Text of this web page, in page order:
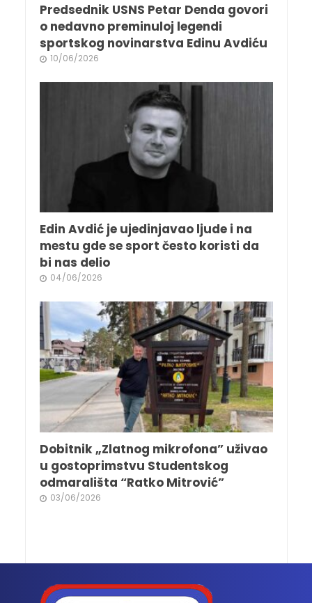
Predsednik USNS Petar Denda govori
o nedavno preminuloj legendi
sportskog novinarstva Edinu Avdiću
10/06/2026
Edin Avdić je ujedinjavao ljude i na
mestu gde se sport često koristi da
bi nas delio
04/06/2026
Dobitnik „Zlatnog mikrofona” uživao
u gostoprimstvu Studentskog
odmarališta “Ratko Mitrović”
03/06/2026